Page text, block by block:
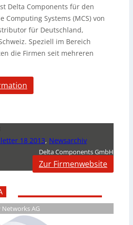
Delta Components für den
Computing Systems (MCS) von
für Deutschland,
Speziell im Bereich
die Firmen seit mehreren
18 2013, Newsarchiv
Delta Components GmbH
Zur Firmenwebsite
Networks AG